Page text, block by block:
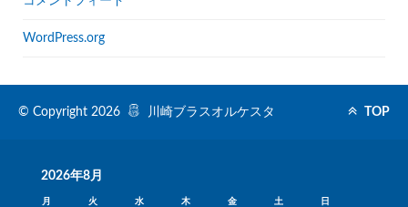
WordPress.org
© Copyright 2026 川崎ブラスオルケスタ TOP
2026年8月
月 火 水 木 金 土 日